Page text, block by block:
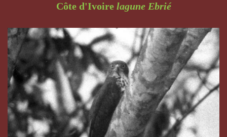
Côte d'Ivoire lagune Ebrié